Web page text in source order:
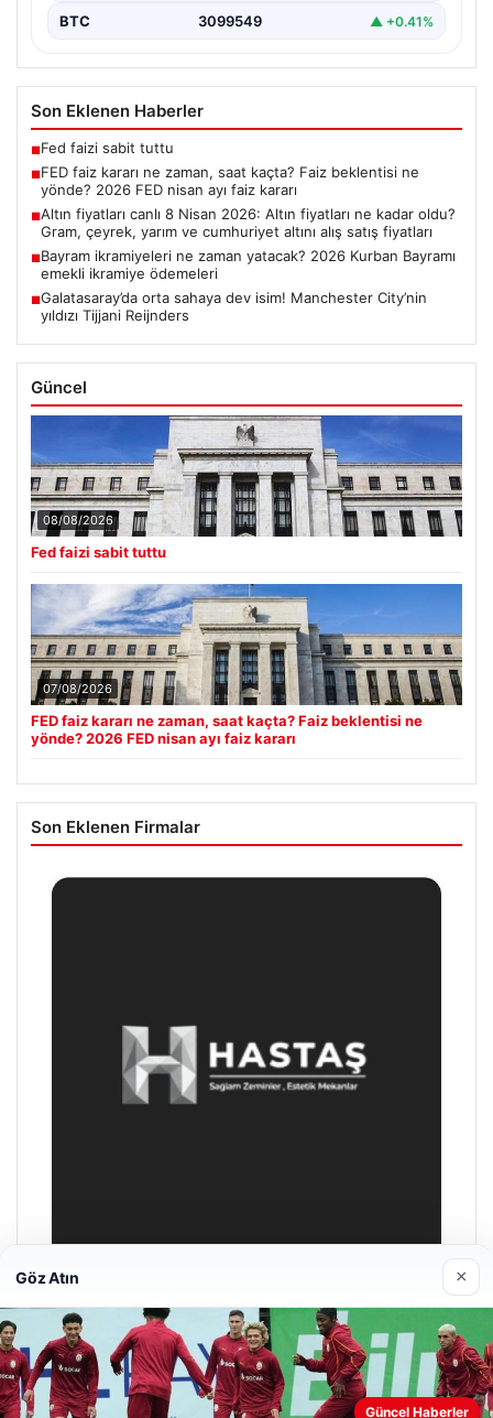
BTC 3099549 ▲ +0.41%
Son Eklenen Haberler
■Fed faizi sabit tuttu
■FED faiz kararı ne zaman, saat kaçta? Faiz beklentisi ne
yönde? 2026 FED nisan ayı faiz kararı
■Altın fiyatları canlı 8 Nisan 2026: Altın fiyatları ne kadar oldu?
Gram, çeyrek, yarım ve cumhuriyet altını alış satış fiyatları
■Bayram ikramiyeleri ne zaman yatacak? 2026 Kurban Bayramı
emekli ikramiye ödemeleri
■Galatasaray’da orta sahaya dev isim! Manchester City’nin
yıldızı Tijjani Reijnders
Güncel
08/08/2026
Fed faizi sabit tuttu
07/08/2026
FED faiz kararı ne zaman, saat kaçta? Faiz beklentisi ne
yönde? 2026 FED nisan ayı faiz kararı
Son Eklenen Firmalar
Prenses Night Club
29/04/2026
Göz Atın ×
Güncel Haberler